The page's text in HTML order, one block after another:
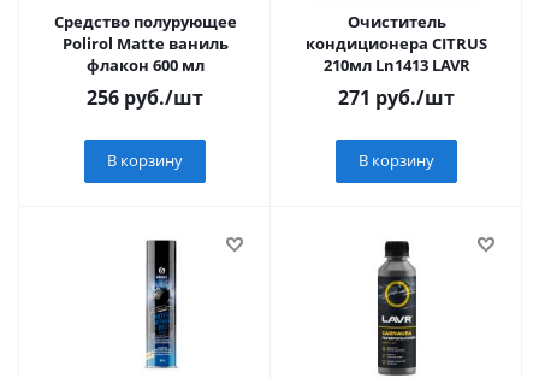
Средство полурующее
Polirol Matte ваниль
флакон 600 мл
256 руб./шт
В корзину
Очиститель
кондиционера CITRUS
210мл Ln1413 LAVR
271 руб./шт
В корзину